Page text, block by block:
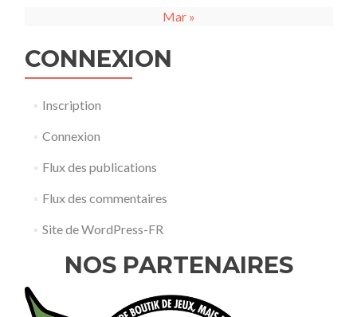
Mar »
CONNEXION
Inscription
Connexion
Flux des publications
Flux des commentaires
Site de WordPress-FR
NOS PARTENAIRES